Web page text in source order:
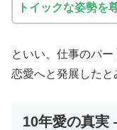
トイックな姿勢を
といい、仕事のパ
恋愛へと発展したと
10年愛の真実